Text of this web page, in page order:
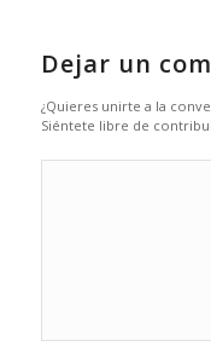
Dejar un
¿Quieres unirte a la
Siéntete libre de